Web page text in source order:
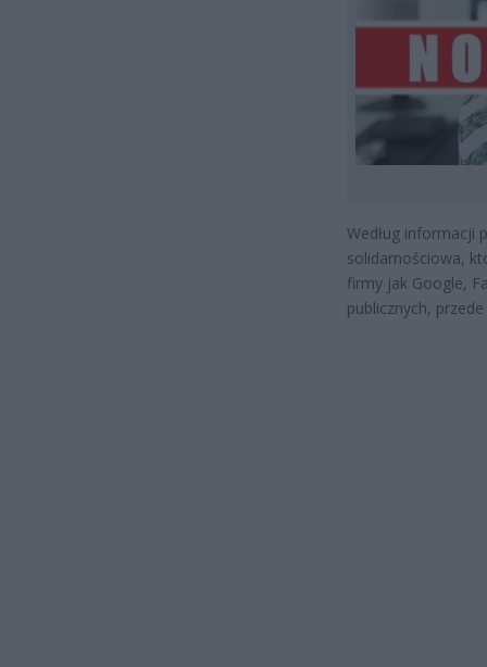
Według informacji
solidarnościowa,
firmy jak Google,
publicznych,